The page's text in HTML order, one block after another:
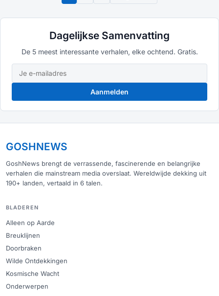
Dagelijkse Samenvatting
De 5 meest interessante verhalen, elke ochtend. Gratis.
Aanmelden
GOSHNEWS
GoshNews brengt de verrassende, fascinerende en belangrijke
verhalen die mainstream media overslaat. Wereldwijde dekking uit
190+ landen, vertaald in 6 talen.
BLADEREN
Alleen op Aarde
Breuklijnen
Doorbraken
Wilde Ontdekkingen
Kosmische Wacht
Onderwerpen